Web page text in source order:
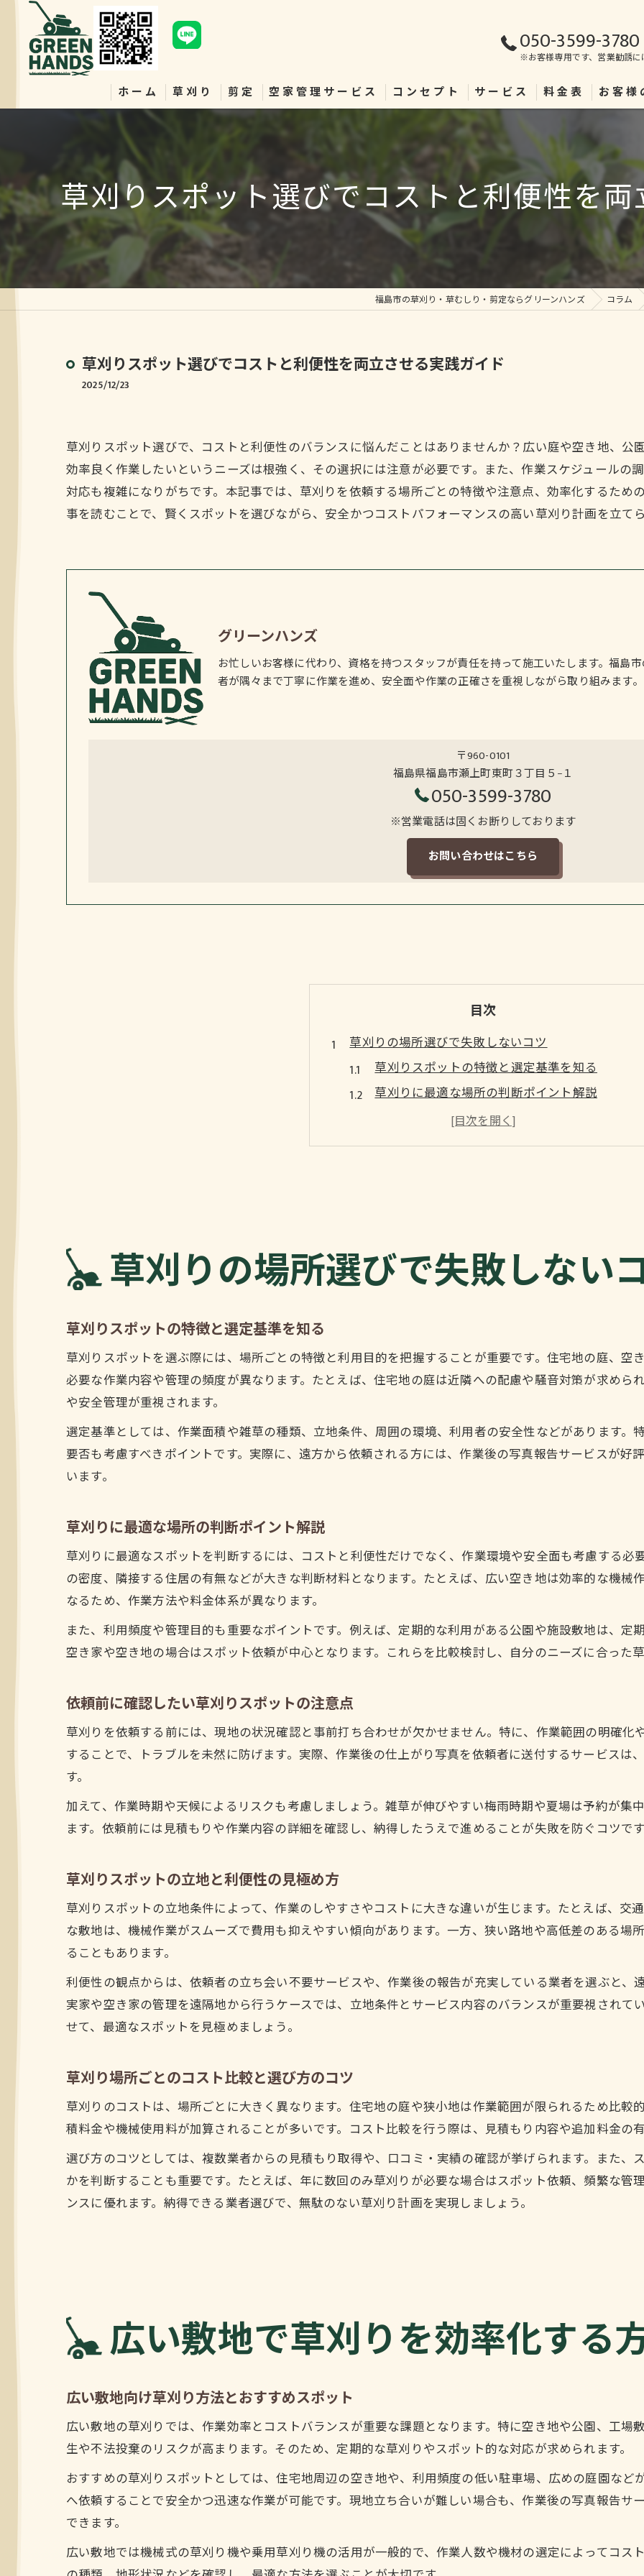
050-3599-3780
※お客様専用です、営業勧誘
ホーム 草刈り 剪定 空家管理サービス コンセプト サービス 料金表 お客様
草刈りスポット選びでコストと利便性を
福島市の草刈り・草むしり・剪定ならグリーンハンズ コラム
草刈りスポット選びでコストと利便性を両立させる実践ガイド
2025/12/23
草刈りスポット選びで、コストと利便性のバランスに悩んだことはありませんか？広い庭や空き地、
効率良く作業したいというニーズは根強く、その選択には注意が必要です。また、作業スケジュールの
対応も複雑になりがちです。本記事では、草刈りを依頼する場所ごとの特徴や注意点、効率化するため
事を読むことで、賢くスポットを選びながら、安全かつコストパフォーマンスの高い草刈り計画を立て
グリーンハンズ
お忙しいお客様に代わり、資格を持つスタッフが責任を持って施工いたします。福島
者が隅々まで丁寧に作業を進め、安全面や作業の正確さを重視しながら取り組みます。
〒960-0101
福島県福島市瀬上町東町３丁目５−１
050-3599-3780
※営業電話は固くお断りしております
お問い合わせはこちら
目次
草刈りの場所選びで失敗しないコツ
草刈りスポットの特徴と選定基準を知る
草刈りに最適な場所の判断ポイント解説
依頼前に確認したい草刈りスポットの注意点
草刈りスポットの立地と利便性の見極め方
広い草刈りスポット選びで重視すべき点
草刈りスポット選びでコストを抑える方法
草刈り料金の目安とスポットごとの違い
コスト重視派に最適な草刈りスポットとは
草刈り業者の対応範囲とスポットの相性を解説
草刈りスポットごとの業者比較と選び方
スポットごとに異なる草刈り業者の強み
スケジュール調整が楽になる草刈り依頼術
草刈りスポット選びで作業日程をスムーズに
依頼時のスケジュール調整と草刈りの工夫
草刈りの安全と利便性を両立する考え方
安全性を重視した草刈りスポットの選び方
草刈りスポット選定時の安全ポイントまとめ
利便性と安全性を兼ねる草刈りスポット選び
草刈りの場所選びで失敗しない
草刈りスポットの特徴と選定基準を知る
草刈りスポットを選ぶ際には、場所ごとの特徴と利用目的を把握することが重要です。住宅地の庭、空
必要な作業内容や管理の頻度が異なります。たとえば、住宅地の庭は近隣への配慮や騒音対策が求めら
や安全管理が重視されます。
選定基準としては、作業面積や雑草の種類、立地条件、周囲の環境、利用者の安全性などがあります。
要否も考慮すべきポイントです。実際に、遠方から依頼される方には、作業後の写真報告サービスが好
います。
草刈りに最適な場所の判断ポイント解説
草刈りに最適なスポットを判断するには、コストと利便性だけでなく、作業環境や安全面も考慮する必
の密度、隣接する住居の有無などが大きな判断材料となります。たとえば、広い空き地は効率的な機械
なるため、作業方法や料金体系が異なります。
また、利用頻度や管理目的も重要なポイントです。例えば、定期的な利用がある公園や施設敷地は、定
空き家や空き地の場合はスポット依頼が中心となります。これらを比較検討し、自分のニーズに合った
依頼前に確認したい草刈りスポットの注意点
草刈りを依頼する前には、現地の状況確認と事前打ち合わせが欠かせません。特に、作業範囲の明確
することで、トラブルを未然に防げます。実際、作業後の仕上がり写真を依頼者に送付するサービスは
す。
加えて、作業時期や天候によるリスクも考慮しましょう。雑草が伸びやすい梅雨時期や夏場は予約が集
ます。依頼前には見積もりや作業内容の詳細を確認し、納得したうえで進めることが失敗を防ぐコツで
草刈りスポットの立地と利便性の見極め方
草刈りスポットの立地条件によって、作業のしやすさやコストに大きな違いが生じます。たとえば、交
な敷地は、機械作業がスムーズで費用も抑えやすい傾向があります。一方、狭い路地や高低差のある場
ることもあります。
利便性の観点からは、依頼者の立ち会い不要サービスや、作業後の報告が充実している業者を選ぶと、
実家や空き家の管理を遠隔地から行うケースでは、立地条件とサービス内容のバランスが重要視されて
せて、最適なスポットを見極めましょう。
草刈り場所ごとのコスト比較と選び方のコツ
草刈りのコストは、場所ごとに大きく異なります。住宅地の庭や狭小地は作業範囲が限られるため比較
積料金や機械使用料が加算されることが多いです。コスト比較を行う際は、見積もり内容や追加料金の
選び方のコツとしては、複数業者からの見積もり取得や、口コミ・実績の確認が挙げられます。また、
かを判断することも重要です。たとえば、年に数回のみ草刈りが必要な場合はスポット依頼、頻繁な管
ンスに優れます。納得できる業者選びで、無駄のない草刈り計画を実現しましょう。
広い敷地で草刈りを効率化する
広い敷地向け草刈り方法とおすすめスポット
広い敷地の草刈りでは、作業効率とコストバランスが重要な課題となります。特に空き地や公園、工場
生や不法投棄のリスクが高まります。そのため、定期的な草刈りやスポット的な対応が求められます。
おすすめの草刈りスポットとしては、住宅地周辺の空き地や、利用頻度の低い駐車場、広めの庭園な
へ依頼することで安全かつ迅速な作業が可能です。現地立ち合いが難しい場合も、作業後の写真報告サ
できます。
広い敷地では機械式の草刈り機や乗用草刈り機の活用が一般的で、作業人数や機材の選定によってコス